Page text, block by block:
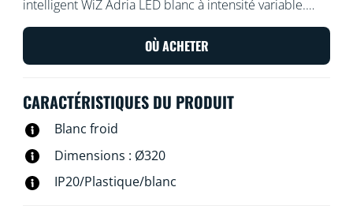
intelligent WiZ Adria LED blanc à intensité variable.
Utilisez l'application WiZ ou votre voix pour allumer et
éteindre la lumière ou pour varier l'intensité lumineuse
sur les configurations Wi-Fi.
OÙ ACHETER
CARACTÉRISTIQUES DU PRODUIT
Blanc froid
Dimensions : Ø320
IP20/Plastique/blanc